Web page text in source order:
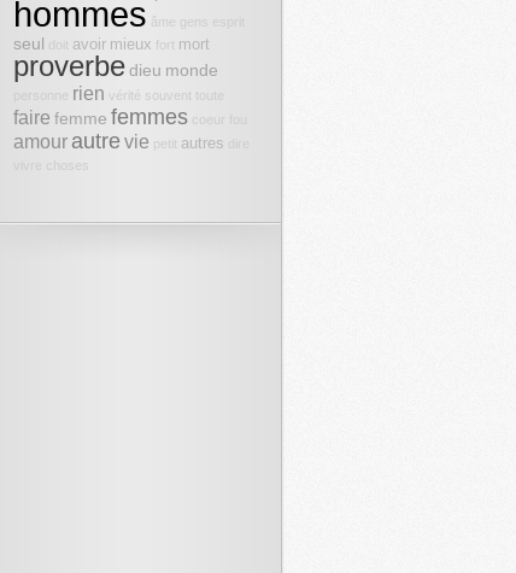
hommes âme gens
seul doit avoir mieux fort mort
proverbedieu monde
rien vérité souvent toute
faire femme femmes coeur
amour autre vie petit autres
choses